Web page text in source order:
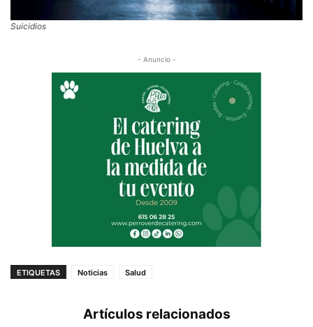
Suicidios
- Anuncio -
ETIQUETAS Noticias Salud
Artículos relacionados